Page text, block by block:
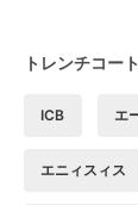
トレンチコー
ICB エ
エニィスィス